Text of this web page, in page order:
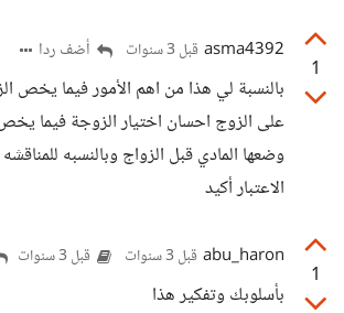
1
asma4392 قبل 3 سنوات أضف ردا
بالنسبة لي هذا من اهم الأمور فيما يخص
على الزوج احسان اختيار الزوجة فيما
وضعها المادي قبل الزواج وبالنسبه
الاعتبار أكيد
1
abu_haron قبل 3 سنوات قبل 3 سنوات
بأسلوبك وتفكير هذا